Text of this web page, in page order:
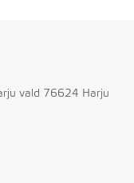
vald 76624 Harju